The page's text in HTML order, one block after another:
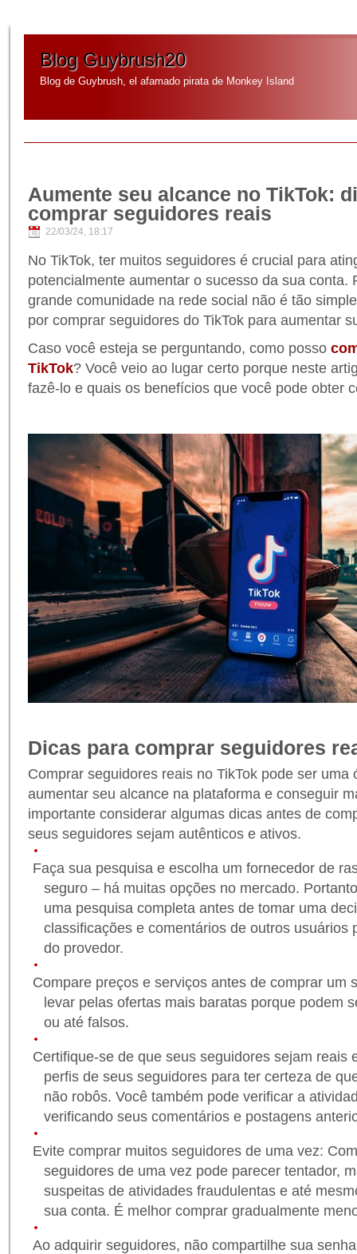
Blog Guybrush20
Blog de Guybrush, el afamado pirata de Monkey Island
Aumente seu alcance no TikTok:
comprar seguidores reais
22/03/24, 18:17
No TikTok, ter muitos seguidores é crucial para
potencialmente aumentar o sucesso da sua conta.
grande comunidade na rede social não é tão
por comprar seguidores do TikTok para aumentar
Caso você esteja se perguntando, como posso
TikTok? Você veio ao lugar certo porque neste
fazê-lo e quais os benefícios que você pode obter
Dicas para comprar seguidores
Comprar seguidores reais no TikTok pode ser uma
aumentar seu alcance na plataforma e conseguir
importante considerar algumas dicas antes de
seus seguidores sejam autênticos e ativos.
Faça sua pesquisa e escolha um fornecedor de
seguro – há muitas opções no mercado.
uma pesquisa completa antes de tomar uma
classificações e comentários de outros usuários
do provedor.
Compare preços e serviços antes de comprar um
levar pelas ofertas mais baratas porque podem
ou até falsos.
Certifique-se de que seus seguidores sejam reais
perfis de seus seguidores para ter certeza de
não robôs. Você também pode verificar a
verificando seus comentários e postagens
Evite comprar muitos seguidores de uma vez:
seguidores de uma vez pode parecer tentador,
suspeitas de atividades fraudulentas e até
sua conta. É melhor comprar gradualmente
Ao adquirir seguidores, não compartilhe sua